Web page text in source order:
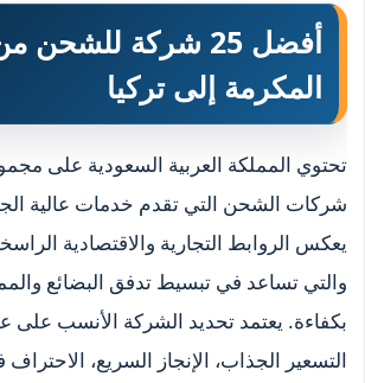
أفضل 25 شركة
المكرمة إلى تركيا
تحتوي المملكة العربية السعودية على
شركات الشحن التي تقدم خدمات عالية
يعكس الروابط التجارية والاقتصادية
والتي تساعد في تبسيط تدفق البضائع
بكفاءة. يعتمد تحديد الشركة الأنسب على
التسعير الجذاب، الإنجاز السريع،